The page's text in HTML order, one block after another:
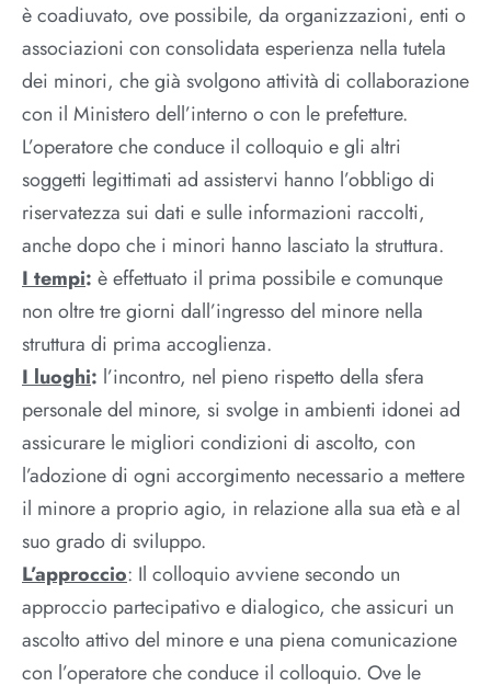
è coadiuvato, ove possibile, da organizzazioni, enti o
associazioni con consolidata esperienza nella tutela
dei minori, che già svolgono attività di collaborazione
con il Ministero dell’interno o con le prefetture.
L’operatore che conduce il colloquio e gli altri
soggetti legittimati ad assistervi hanno l’obbligo di
riservatezza sui dati e sulle informazioni raccolti,
anche dopo che i minori hanno lasciato la struttura.
I tempi: è effettuato il prima possibile e comunque
non oltre tre giorni dall’ingresso del minore nella
struttura di prima accoglienza.
I luoghi: l’incontro, nel pieno rispetto della sfera
personale del minore, si svolge in ambienti idonei ad
assicurare le migliori condizioni di ascolto, con
l’adozione di ogni accorgimento necessario a mettere
il minore a proprio agio, in relazione alla sua età e al
suo grado di sviluppo.
L’approccio: Il colloquio avviene secondo un
approccio partecipativo e dialogico, che assicuri un
ascolto attivo del minore e una piena comunicazione
con l’operatore che conduce il colloquio. Ove le